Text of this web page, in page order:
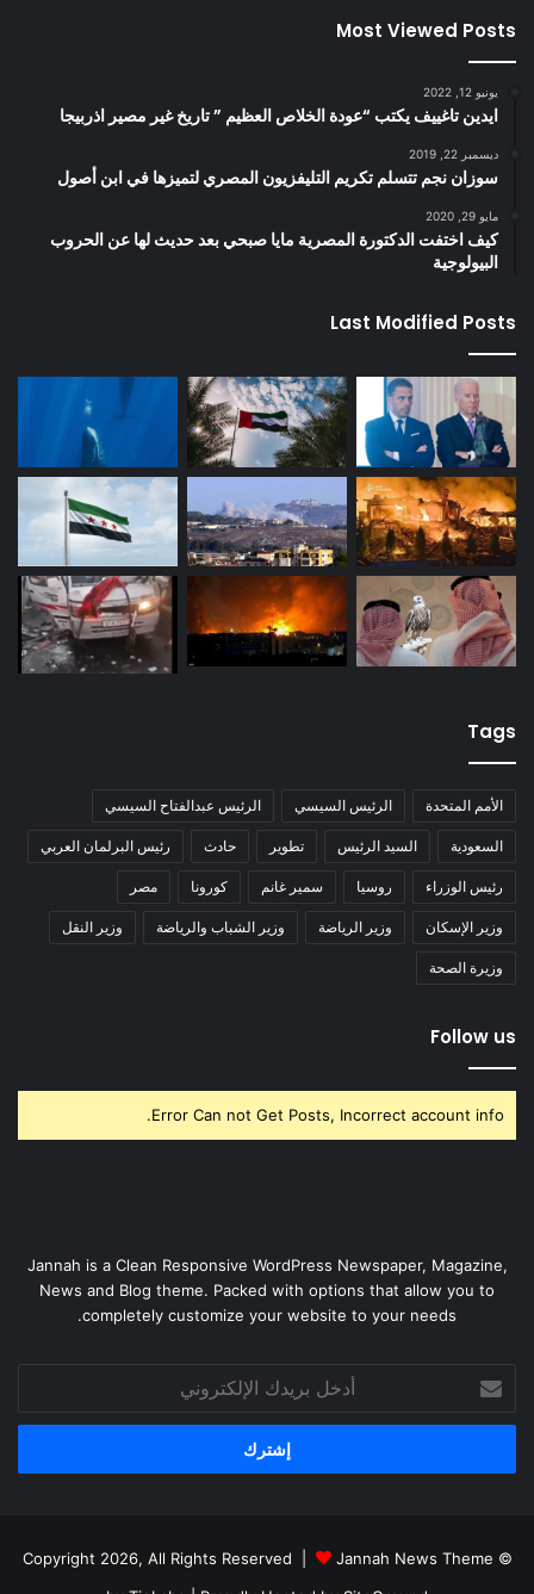
Most Viewed Posts
يونيو 12, 2022
ايدين تاغييف يكتب “عودة الخلاص العظيم ” تاريخ غير مصير اذربيجا
ديسمبر 22, 2019
سوزان نجم تتسلم تكريم التليفزيون المصري لتميزها في ابن أصول
مايو 29, 2020
كيف اختفت الدكتورة المصرية مايا صبحي بعد حديث لها عن الحروب
البيولوجية
Last Modified Posts
Tags
الأمم المتحدة الرئيس السيسي الرئيس عبدالفتاح السيسي
السعودية السيد الرئيس تطوير حادث رئيس البرلمان العربي
رئيس الوزراء روسيا سمير غانم كورونا مصر
وزير الإسكان وزير الرياضة وزير الشباب والرياضة وزير النقل
وزيرة الصحة
Follow us
Error Can not Get Posts, Incorrect account info.
Jannah is a Clean Responsive WordPress Newspaper, Magazine,
News and Blog theme. Packed with options that allow you to
completely customize your website to your needs.
أدخل
بريدك
الإلكتروني
© Copyright 2026, All Rights Reserved |
Jannah News Theme